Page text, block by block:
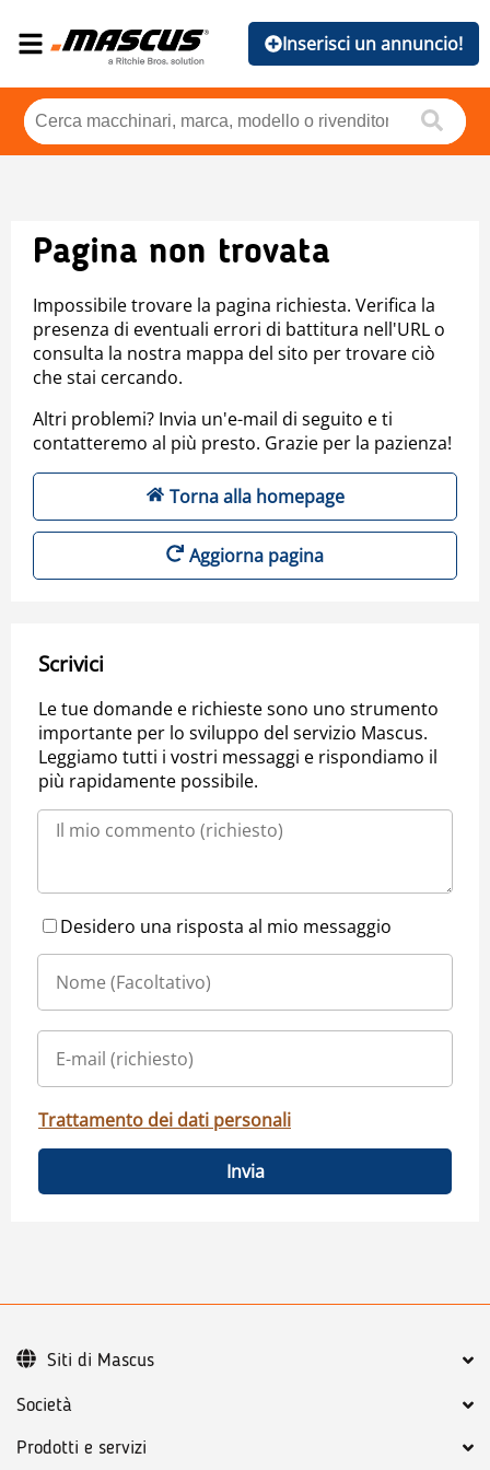
Inserisci un annuncio!
Pagina non trovata
Impossibile trovare la pagina richiesta. Verifica la
presenza di eventuali errori di battitura nell'URL o
consulta la nostra mappa del sito per trovare ciò
che stai cercando.
Altri problemi? Invia un'e-mail di seguito e ti
contatteremo al più presto. Grazie per la pazienza!
Torna alla homepage
Aggiorna pagina
Scrivici
Le tue domande e richieste sono uno strumento
importante per lo sviluppo del servizio Mascus.
Leggiamo tutti i vostri messaggi e rispondiamo il
più rapidamente possibile.
Desidero una risposta al mio messaggio
Trattamento dei dati personali
Invia
Società
Prodotti e servizi
Siti di Mascus